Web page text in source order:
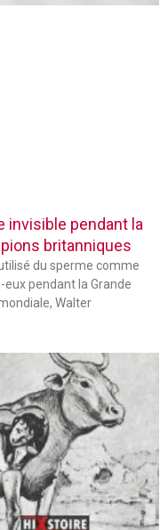
invisible pendant la
britanniques
du sperme comme
pendant la Grande
Walter